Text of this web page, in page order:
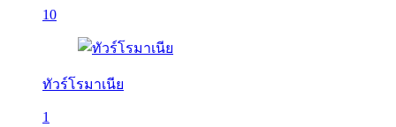
10
ทัวร์โรมาเนีย
1